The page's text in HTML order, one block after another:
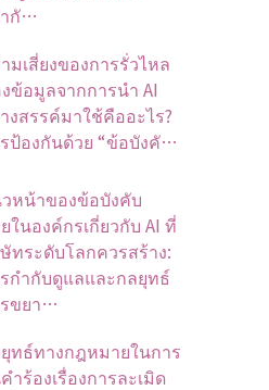
กั…
มเสี่ยงของการรั่วไหล
ข้อมูลจากการนำ AI
งสรรค์มาใช้คืออะไร?
ป้องกันด้วย “ข้อบังคั…
หน้าของข้อบังคับ
ในองค์กรเกี่ยวกับ AI ที่
ทระดับโลกควรสร้าง:
กำกับดูแลและกลยุทธ์
ขยา…
ทธ์ทางกฎหมายในการ
ำร้องเรื่องการละเมิด